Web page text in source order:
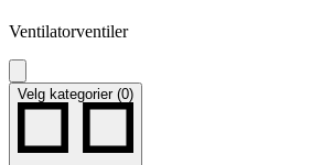
Ventilatorventiler
Velg kategorier (0)